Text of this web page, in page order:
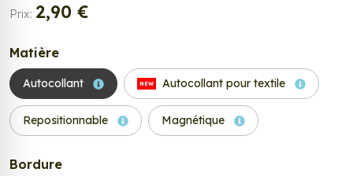
Prix: 2,90 €
Matière
Autocollant NEW Autocollant pour textile
Repositionnable Magnétique
Bordure